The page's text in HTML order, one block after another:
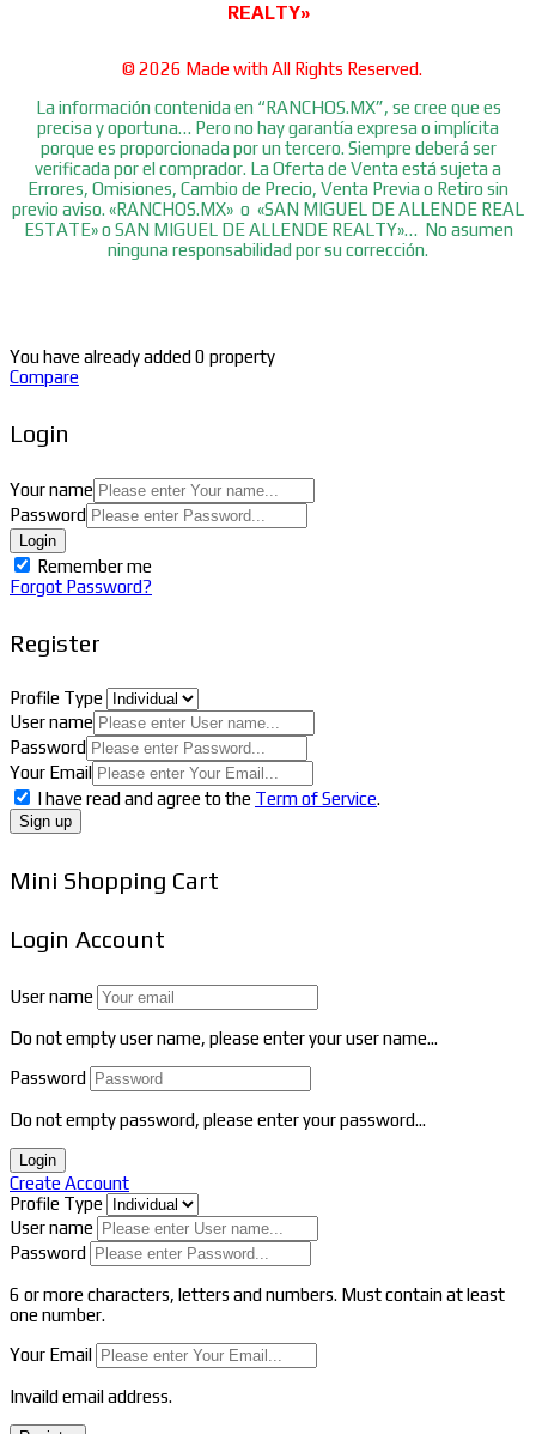
REALTY»
© 2026 Made withAll Rights Reserved.
La información contenida en “RANCHOS.MX”, se cree que es
precisa y oportuna… Pero no hay garantía expresa o implícita
porque es proporcionada por un tercero. Siempre deberá ser
verificada por el comprador. La Oferta de Venta está sujeta a
Errores, Omisiones, Cambio de Precio, Venta Previa o Retiro sin
previo aviso. «RANCHOS.MX» o «SAN MIGUEL DE ALLENDE REAL
ESTATE» o SAN MIGUEL DE ALLENDE REALTY»… No asumen
ninguna responsabilidad por su corrección.
You have already added 0 property
Compare
Login
Your name
Password
Login
Remember me
Forgot Password?
Register
Profile Type
User name
Password
Your Email
I have read and agree to the Term of Service.
Sign up
Mini Shopping Cart
Login Account
User name
Do not empty user name, please enter your user name...
Password
Do not empty password, please enter your password...
Login
Create Account
Profile Type
User name
Password
6 or more characters, letters and numbers. Must contain at least
one number.
Your Email
Invaild email address.